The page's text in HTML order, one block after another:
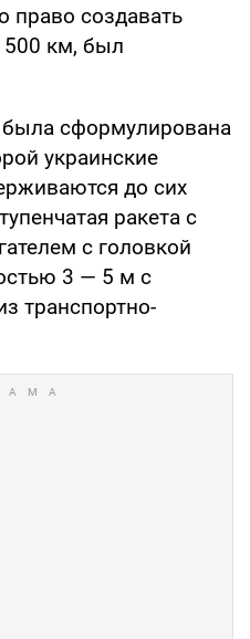
право создавать
500 км, был
сформулирована
украинские
до сих
ракета с
с головкой
3 — 5 м с
транспортно-